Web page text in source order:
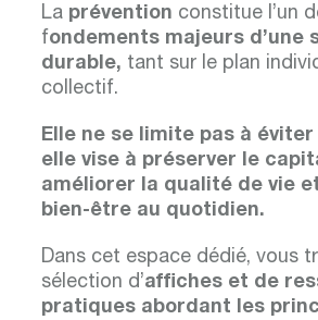
La prévention constitue l’un
fondements majeurs d’une
durable, tant sur le plan
collectif.
Elle ne se limite pas à
elle vise à préserver le
améliorer la qualité de vie
bien-être au quotidien.
Dans cet espace dédié, vous
sélection d’affiches et de
pratiques abordant les